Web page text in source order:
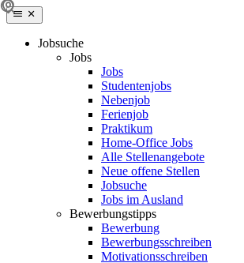
Jobsuche
Jobs
Jobs
Studentenjobs
Nebenjob
Ferienjob
Praktikum
Home-Office Jobs
Alle Stellenangebote
Neue offene Stellen
Jobsuche
Jobs im Ausland
Bewerbungstipps
Bewerbung
Bewerbungsschreiben
Motivationsschreiben